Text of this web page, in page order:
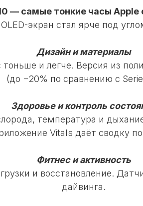
— самые тонкие часы
экран стал ярче под
Дизайн и материалы
и легче. Версия из
(до −20% по сравнению с
Здоровье и контроль
температура и
Vitals даёт сводку
Фитнес и активность
и восстановление.
дайвинга.